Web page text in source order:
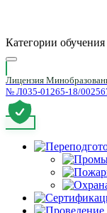
Категории обучения
Лицензия
№ Л035-01265-18/